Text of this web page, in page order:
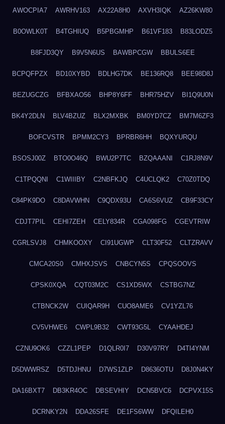
AWOCPIA7 AWRHV163 AX22A8H0 AXVH3IQK AZ26KW80
B0OWLK0T B4TGHIUQ B5PBGMHP B61VF183 B83LODZ5
B8FJD3QY B9V5N6US BAWBPCGW BBULS6EE
BCPQFPZX BD10XYBD BDLHG7DK BE136RQ8 BEE98D8J
BEZUGCZG BFBXAO56 BHP8Y6FF BHR75HZV BI1Q9U0N
BK4Y2DLN BLV4BZUZ BLX2MXBK BM0YD7CZ BM7M6ZF3
BOFCVSTR BPMM2CY3 BPRBR6HH BQXYURQU
BSOSJ00Z BTO0O46Q BWU2P7TC BZQAAANI C1RJ8N9V
C1TPQQNI C1WIIIBY C2NBFKJQ C4UCLQK2 C70Z0TDQ
C84PK9DO C8DAVWHN C9QDX93U CA6S6VUZ CB9F33CY
CDJT7PIL CEHI7ZEH CELY834R CGA098FG CGEVTRIW
CGRLSVJ8 CHMKOOXY CI91UGWP CLT30F52 CLTZRAVV
CMCA20S0 CMHXJSVS CNBCYN5S CPQSOOVS
CPSK0XQA CQT03M2C CS1XD5WX CSTBG7NZ
CTBNCK2W CUIQAR9H CUO8AME6 CV1YZL76
CV5VHWE6 CWPL9B32 CWT93G5L CYAAHDEJ
CZNU9OK6 CZZL1PEP D1QLR0I7 D30V97RY D4TI4YNM
D5DWWRSZ D5TDJHNU D7WS1ZLP D8636OTU D8J0N4KY
DA16BXT7 DB3KR4OC DBSEVHIY DCN5BVC6 DCPVX15S
DCRNKY2N DDA26SFE DE1FS6WW DFQILEH0